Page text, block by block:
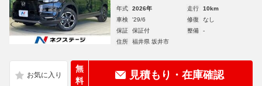
年式 2026年 走行
10km
車検
'29/6 修復
なし
保証
保証付 整備
-
住所
福井県 坂井市
無
料
見積もり・在庫確認